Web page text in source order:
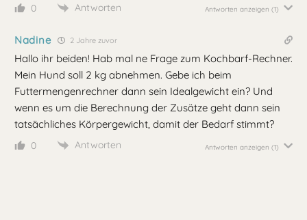
0 Antworten Antworten anzeigen (1)
Nadine 2 Jahre zuvor
Hallo ihr beiden! Hab mal ne Frage zum Kochbarf-Rechner.
Mein Hund soll 2 kg abnehmen. Gebe ich beim
Futtermengenrechner dann sein Idealgewicht ein? Und
wenn es um die Berechnung der Zusätze geht dann sein
tatsächliches Körpergewicht, damit der Bedarf stimmt?
0 Antworten Antworten anzeigen (1)